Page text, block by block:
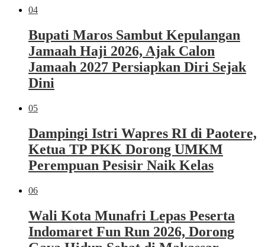
04
Bupati Maros Sambut Kepulangan
Jamaah Haji 2026, Ajak Calon
Jamaah 2027 Persiapkan Diri Sejak
Dini
05
Dampingi Istri Wapres RI di Paotere,
Ketua TP PKK Dorong UMKM
Perempuan Pesisir Naik Kelas
06
Wali Kota Munafri Lepas Peserta
Indomaret Fun Run 2026, Dorong